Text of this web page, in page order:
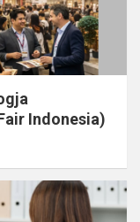
Indonesia)